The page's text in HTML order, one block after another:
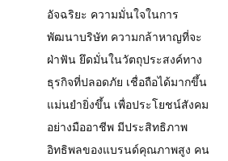
อัจฉริยะ ความมั่นใจในการ
พัฒนาบริษัท ความกล้าหาญที่จะ
ฝ่าฟัน ยึดมั่นในวัตถุประสงค์ทาง
ธุรกิจที่ปลอดภัย เชื่อถือได้มากขึ้น
แม่นยำยิ่งขึ้น เพื่อประโยชน์สังคม
อย่างมืออาชีพ มีประสิทธิภาพ
อิทธิพลของแบรนด์คุณภาพสูง คน